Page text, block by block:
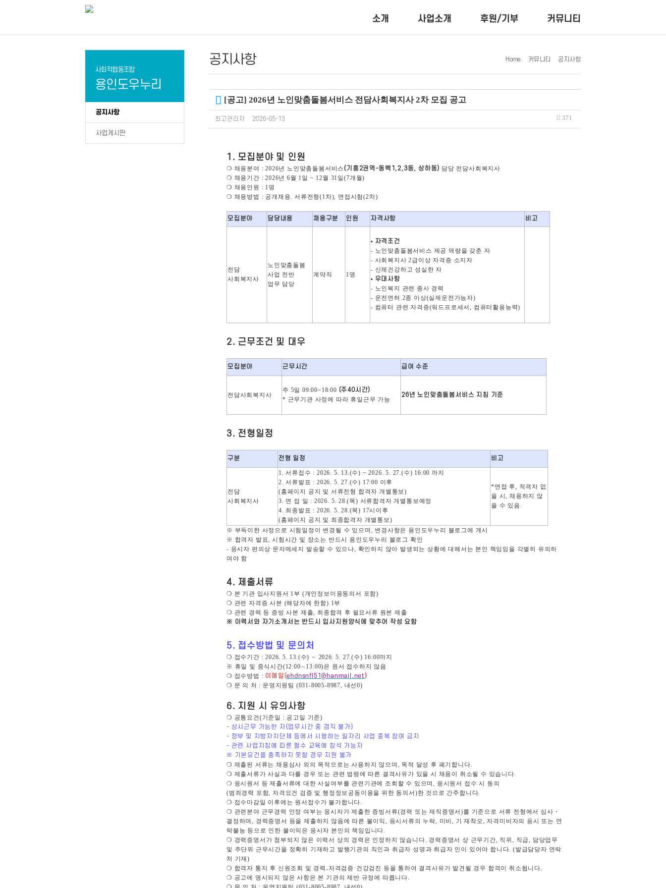
소개 사업소개 후원/기부 커뮤니티
사회적협동조합
용인도우누리
공지사항
사업게시판
공지사항 Home 커뮤니티 공지사항
[공고] 2026년 노인맞춤돌봄서비스 전담사회복지사 2차 모집 공고
최고관리자 2026-05-13 371
1. 모집분야 및 인원
❍ 채용분야 : 2026년 노인맞춤돌봄서비스 (기흥2권역-동백 1,2,3동, 상하동) 담당 전담사회복지사
❍ 채용기간 : 2026년6월 1 일 ~ 12월 31 일(7개월)
❍ 채용인원 : 1 명
❍ 채용방법 : 공개채용.서류전형(1 차), 면접시험(2차)
모집분야 담당내용 채용구분 인원 자격사항 비고
전담
사회복지사
노인맞춤돌봄
사업 전반
업무 담당
계약직 1 명
▪ 자격조건
- 노인맞춤돌봄서비스 제공 역량을 갖춘 자
- 사회복지사2급이상 자격증 소지자
- 신체건강하고 성실한 자
▪ 우대사항
- 노인복지 관련 종사 경력
- 운전면허 2종 이상(실제운전가능자)
- 컴퓨터 관련 자격증(워드프로세서, 컴퓨터활용능력)
2. 근무조건 및 대우
모집분야 근무시간 급여 수준
전담사회복지사
주 5일09:00~18:00 (주40시간)
* 근무기관 사정에 따라 휴일근무 가능
26년 노인맞춤돌봄서비스 지침 기준
3. 전형일정
구분 전형 일정 비고
전담
사회복지사
1.서류접수 : 2026. 5. 13.(수) ~ 2026. 5. 27.(수) 16:00까지
2.서류발표 : 2026. 5. 27.(수) 17:00 이후
(홈페이지 공지 및 서류전형 합격자 개별통보)
3. 면 접 일 : 2026. 5. 28.(목) 서류합격자 개별통보예정
4. 최종발표 : 2026. 5. 28.(목) 17시이후
(홈페이지 공지 및 최종합격자 개별통보)
*면접 후, 적격자 없
을 시,채용하지 않
을 수 있음 .
※ 부득이한 사정으로 시험일정이 변경될 수 있으며 , 변경사항은 용인도우누리 블로그에 게시
※ 합격자 발표,시험시간 및 장소는 반드시 용인도우누리 블로그 확인
- 응시자 편의상 문자메세지 발송할 수 있으나, 확인하지 않아 발생되는 상황에 대해서는 본인 책임임을 각별히 유의하
여야 함
4. 제출서류
❍ 본 기관 입사지원서 1 부 (개인정보이용동의서 포함)
❍ 관련 자격증 사본 (해당자에 한함) 1부
❍ 관련 경력 등 증빙 사본 제출, 최종합격 후 필요서류 원본 제출
※ 이력서와 자기소개서는 반드시 입사지원양식에 맞추어 작성 요함
5. 접수방법 및 문의처
❍ 접수기간 : 2026. 5. 13.(수) ∼ 2026. 5. 27.(수) 16:00까지
※ 휴일 및 중식시간(12:00∼ 13:00)은 원서 접수하지 않음
❍ 접수방법 : 이메일 (ehdnsnfl51@hanmail.net)
❍ 문 의 처 : 운영지원팀 (031-8005-8987, 내선0)
6. 지원 시 유의사항
❍ 공통요건 (기준일 : 공고일 기준)
- 상시근무 가능한 자(업무시간 중 겸직 불가)
- 정부 및 지방자치단체 등에서 시행하는 일자리 사업 중복 참여 금지
- 관련 사업지침에 따른 필수 교육에 참석 가능자
※ 기본요건을 충족하지 못할 경우 지원 불가
❍ 제출된 서류는 채용심사 외의 목적으로는 사용하지 않으며 , 목적 달성 후 폐기합니다.
❍ 제출서류가 사실과 다를 경우 또는 관련 법령에 따른 결격사유가 있을 시 채용이 취소될 수 있습니다.
❍ 응시원서 등 제출서류에 대한 사실여부를 관련기관에 조회할 수 있으며, 응시원서 접수 시 동의
(범죄경력 포함, 자격요건 검증 및 행정정보공동이용을 위한 동의서 )한 것으로 간주합니다.
❍ 접수마감일 이후에는 원서접수가 불가합니다.
❍ 관련분야 근무경력 인정 여부는 응시자가 제출한 증빙서류(경력 또는 재직증명서)를 기준으로 서류 전형에서 심사 ・
결정하며, 경력증명서 등을 제출하지 않음에 따른 불이익, 응시서류의 누락, 미비, 기 재착오, 자격미비자의 응시 또는 연
락불능 등으로 인한 불이익은 응시자 본인의 책임입니다.
❍ 경력증명서가 첨부되지 않은 이력서 상의 경력은 인정하지 않습니다. 경력증명서 상 근무기간, 직위, 직급, 담당업무
및 주단위 근무시간을 정확히 기재하고 발행기관의 직인과 취급자 성명과 취급자 인이 있어야 합니다. (발급담당자 연락
처 기재)
❍ 합격자 통지 후 신원조회 및 경력 ․ 자격검증 · 건강검진 등을 통하여 결격사유가 발견될 경우 합격이 취소됩니다.
❍ 공고에 명시되지 않은 사항은 본 기관의 제반 규정에 따릅니다.